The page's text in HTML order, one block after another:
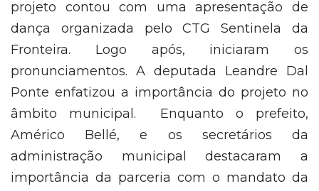
projeto contou com uma apresentação de
dança organizada pelo CTG Sentinela da
Fronteira. Logo após, iniciaram os
pronunciamentos. A deputada Leandre Dal
Ponte enfatizou a importância do projeto no
âmbito municipal. Enquanto o prefeito,
Américo Bellé, e os secretários da
administração municipal destacaram a
importância da parceria com o mandato da